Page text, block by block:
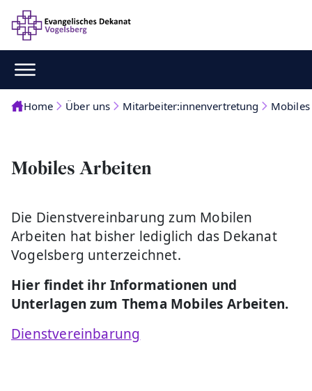
Home Über uns Mitarbeiter:innenvertretung
Mobiles Arbeiten
Die Dienstvereinbarung zum Mobilen
Arbeiten hat bisher lediglich das Dekanat
Vogelsberg unterzeichnet.
Hier findet ihr Informationen und
Unterlagen zum Thema Mobiles Arbeiten.
Dienstvereinbarung